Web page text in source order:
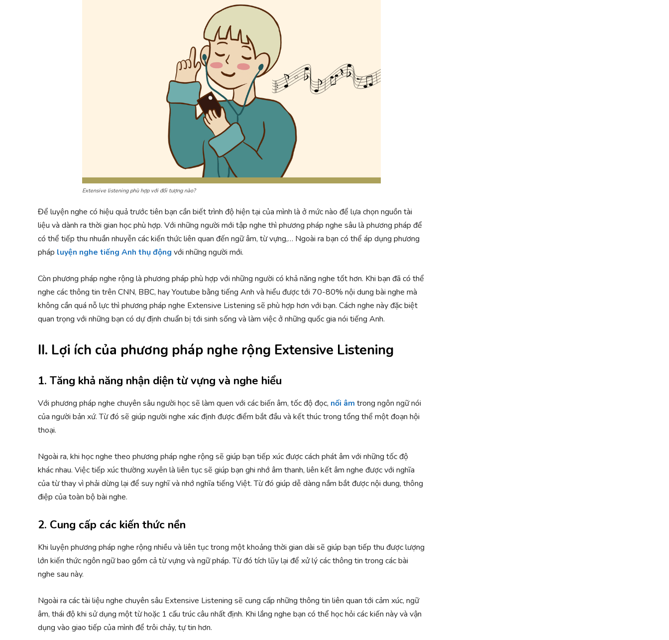
Extensive listening phù hợp với đối tượng nào?
Để luyện nghe có hiệu quả trước tiên bạn cần biết trình độ hiện tại của mình là ở mức nào để lựa chọn nguồn tài
liệu và dành ra thời gian học phù hợp. Với những người mới tập nghe thì phương pháp nghe sâu là phương pháp để
có thể tiếp thu nhuần nhuyễn các kiến thức liên quan đến ngữ âm, từ vựng,… Ngoài ra bạn có thể áp dụng phương
pháp luyện nghe tiếng Anh thụ động với những người mới.
Còn phương pháp nghe rộng là phương pháp phù hợp với những người có khả năng nghe tốt hơn. Khi bạn đã có thể
nghe các thông tin trên CNN, BBC, hay Youtube bằng tiếng Anh và hiểu được tới 70-80% nội dung bài nghe mà
không cần quá nỗ lực thì phương pháp nghe Extensive Listening sẽ phù hợp hơn với bạn. Cách nghe này đặc biệt
quan trọng với những bạn có dự định chuẩn bị tới sinh sống và làm việc ở những quốc gia nói tiếng Anh.
II. Lợi ích của phương pháp nghe rộng Extensive Listening
1. Tăng khả năng nhận diện từ vựng và nghe hiểu
Với phương pháp nghe chuyên sâu người học sẽ làm quen với các biến âm, tốc độ đọc, nối âm trong ngôn ngữ nói
của người bản xứ. Từ đó sẽ giúp người nghe xác định được điểm bắt đầu và kết thúc trong tổng thể một đoạn hội
thoại.
Ngoài ra, khi học nghe theo phương pháp nghe rộng sẽ giúp bạn tiếp xúc được cách phát âm với những tốc độ
khác nhau. Việc tiếp xúc thường xuyên là liên tục sẽ giúp bạn ghi nhớ âm thanh, liên kết âm nghe được với nghĩa
của từ thay vì phải dừng lại để suy nghĩ và nhớ nghĩa tiếng Việt. Từ đó giúp dễ dàng nắm bắt được nội dung, thông
điệp của toàn bộ bài nghe.
2. Cung cấp các kiến thức nền
Khi luyện phương pháp nghe rộng nhiều và liên tục trong một khoảng thời gian dài sẽ giúp bạn tiếp thu được lượng
lớn kiến thức ngôn ngữ bao gồm cả từ vựng và ngữ pháp. Từ đó tích lũy lại để xử lý các thông tin trong các bài
nghe sau này.
Ngoài ra các tài liệu nghe chuyên sâu Extensive Listening sẽ cung cấp những thông tin liên quan tới cảm xúc, ngữ
âm, thái độ khi sử dụng một từ hoặc 1 cấu trúc câu nhất định. Khi lắng nghe bạn có thể học hỏi các kiến này và vận
dụng vào giao tiếp của mình để trôi chảy, tự tin hơn.